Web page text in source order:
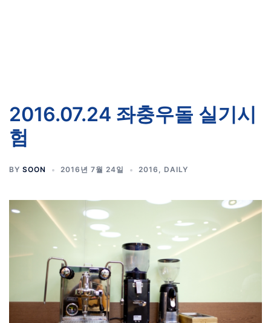
2016.07.24 좌충우돌 실기시
험
BY SOON 2016년 7월 24일 2016 , DAILY